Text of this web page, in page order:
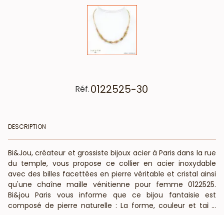
Réf.0122525-30
DESCRIPTION
Bi&Jou, créateur et grossiste bijoux acier à Paris dans la rue
du temple, vous propose ce collier en acier inoxydable
avec des billes facettées en pierre véritable et cristal ainsi
qu'une chaîne maille vénitienne pour femme 0122525.
Bi&jou Paris vous informe que ce bijou fantaisie est
composé de pierre naturelle : La forme, couleur et taille
...